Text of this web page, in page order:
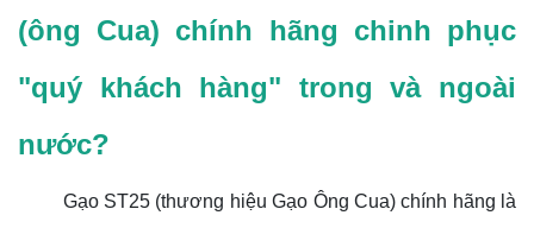
(ông Cua) chính hãng chinh phục
"quý khách hàng" trong và ngoài
nước?
Gạo ST25 (thương hiệu Gạo Ông Cua) chính hãng là